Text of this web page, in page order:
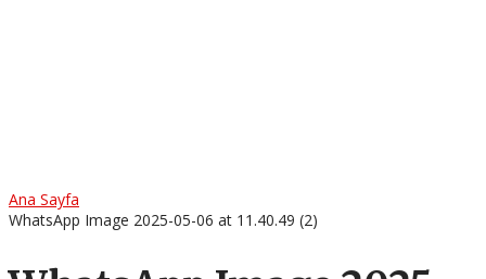
Ana Sayfa
WhatsApp Image 2025-05-06 at 11.40.49 (2)